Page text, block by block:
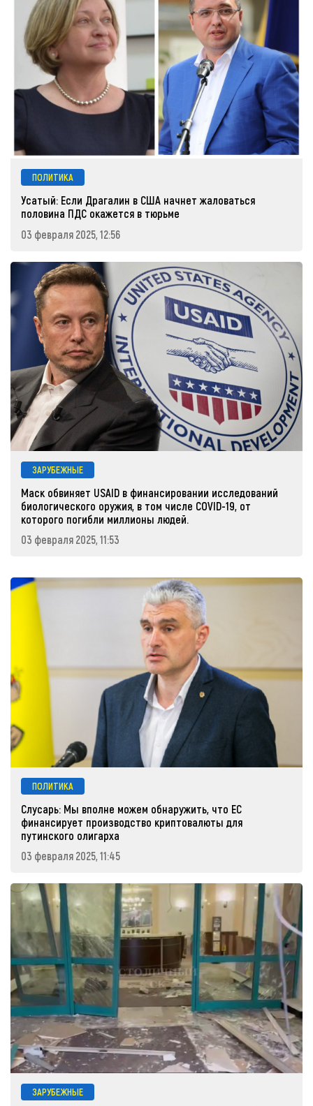
ПОЛИТИКА
Усатый: Если Драгалин в США начнет жаловаться
половина ПДС окажется в тюрьме
03 февраля 2025, 12:56
ЗАРУБЕЖНЫЕ
Маск обвиняет USAID в финансировании исследований
биологического оружия, в том числе COVID-19, от
которого погибли миллионы людей.
03 февраля 2025, 11:53
ПОЛИТИКА
Слусарь: Мы вполне можем обнаружить, что ЕС
финансирует производство криптовалюты для
путинского олигарха
03 февраля 2025, 11:45
ЗАРУБЕЖНЫЕ